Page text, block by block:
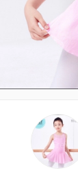
prev